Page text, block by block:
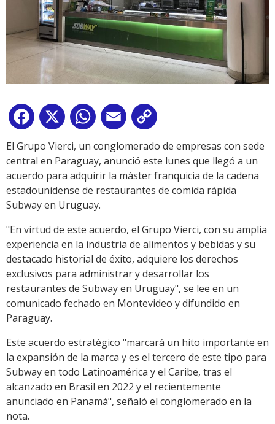
Facebook
X WhatsApp
Email
Link
El Grupo Vierci, un conglomerado de empresas con sede
central en Paraguay, anunció este lunes que llegó a un
acuerdo para adquirir la máster franquicia de la cadena
estadounidense de restaurantes de comida rápida
Subway en Uruguay.
"En virtud de este acuerdo, el Grupo Vierci, con su amplia
experiencia en la industria de alimentos y bebidas y su
destacado historial de éxito, adquiere los derechos
exclusivos para administrar y desarrollar los
restaurantes de Subway en Uruguay", se lee en un
comunicado fechado en Montevideo y difundido en
Paraguay.
Este acuerdo estratégico "marcará un hito importante en
la expansión de la marca y es el tercero de este tipo para
Subway en todo Latinoamérica y el Caribe, tras el
alcanzado en Brasil en 2022 y el recientemente
anunciado en Panamá", señaló el conglomerado en la
nota.